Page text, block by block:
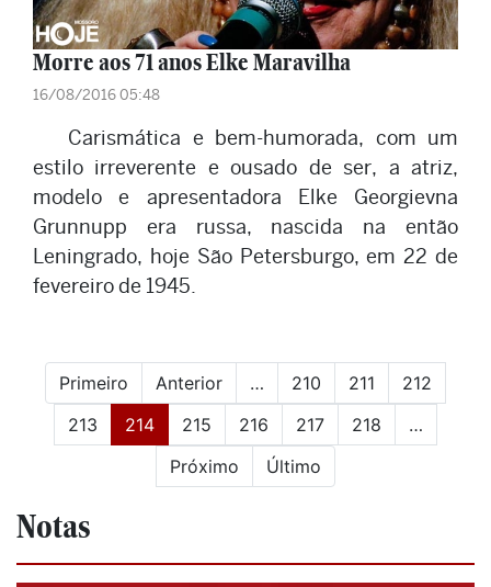
Morre aos 71 anos Elke Maravilha
16/08/2016 05:48
Carismática e bem-humorada, com um
estilo irreverente e ousado de ser, a atriz,
modelo e apresentadora Elke Georgievna
Grunnupp era russa, nascida na então
Leningrado, hoje São Petersburgo, em 22 de
fevereiro de 1945.
Primeiro Anterior … 210 211
212
213
214(current)
215 216 217 218
…
Próximo
Último
Notas